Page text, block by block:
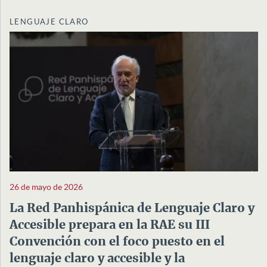
LENGUAJE CLARO
26 de mayo de 2026
La Red Panhispánica de Lenguaje Claro y
Accesible prepara en la RAE su III
Convención con el foco puesto en el
lenguaje claro y accesible y la